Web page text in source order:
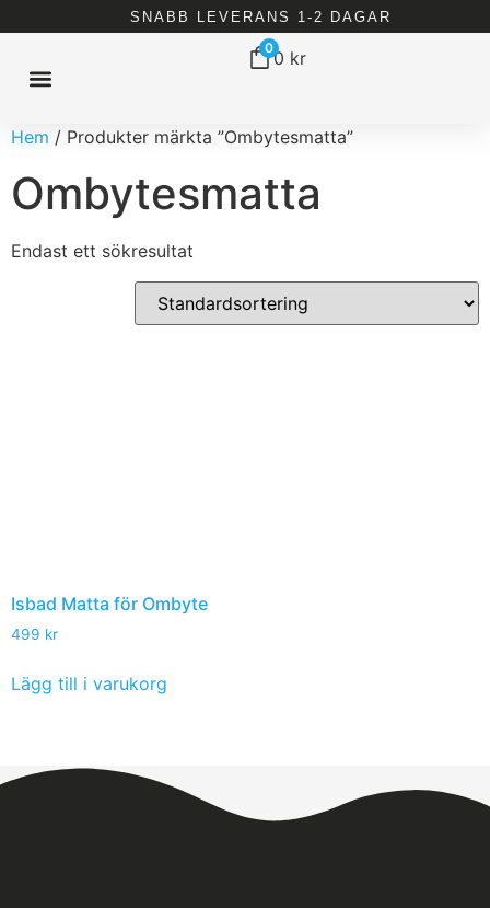
SNABB LEVERANS 1-2 DAGAR
00 kr
Hem / Produkter märkta ”Ombytesmatta”
Ombytesmatta
Endast ett sökresultat
Isbad Matta för Ombyte
499 kr
Lägg till i varukorg